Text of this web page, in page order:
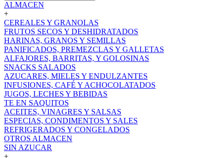
ALMACEN
+
CEREALES Y GRANOLAS
FRUTOS SECOS Y DESHIDRATADOS
HARINAS, GRANOS Y SEMILLAS
PANIFICADOS, PREMEZCLAS Y GALLETAS
ALFAJORES, BARRITAS, Y GOLOSINAS
SNACKS SALADOS
AZUCARES, MIELES Y ENDULZANTES
INFUSIONES, CAFÉ Y ACHOCOLATADOS
JUGOS, LECHES Y BEBIDAS
TE EN SAQUITOS
ACEITES, VINAGRES Y SALSAS
ESPECIAS, CONDIMENTOS Y SALES
REFRIGERADOS Y CONGELADOS
OTROS ALMACEN
SIN AZUCAR
+